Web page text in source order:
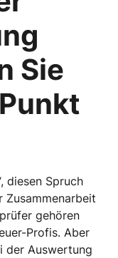
Sie
diesen Spruch
Zusammenarbeit
gehören
Profis. Aber
der Auswertung